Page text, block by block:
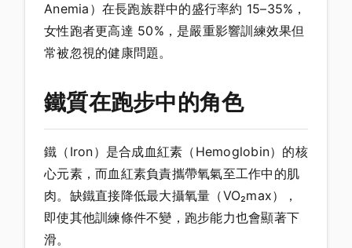
Anemia）在長跑族群中的盛行率約 15–35%，
女性跑者更高達 50%，是嚴重影響訓練效果但
常被忽視的健康問題。
鐵質在跑步中的角色
鐵（Iron）是合成血紅素（Hemoglobin）的核
心元素，而血紅素負責攜帶氧氣至工作中的肌
肉。缺鐵直接降低最大攝氧量（VO₂max），
即使其他訓練條件不變，跑步能力也會顯著下
滑。